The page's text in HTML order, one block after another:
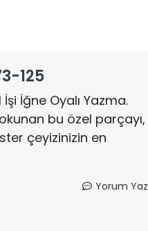
125
İğne Oyalı Yazma.
bu özel parçayı,
çeyizinizin en
Yorum Yaz